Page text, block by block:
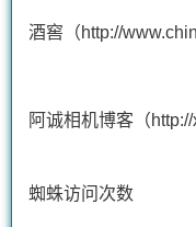
酒窖（http://
阿诚相机博客（
蜘蛛访问次数